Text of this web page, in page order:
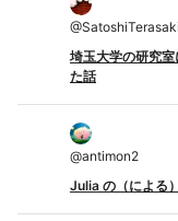
@SatoshiTerasaki
埼玉大学の研究
た話
@antimon2
Julia の（による